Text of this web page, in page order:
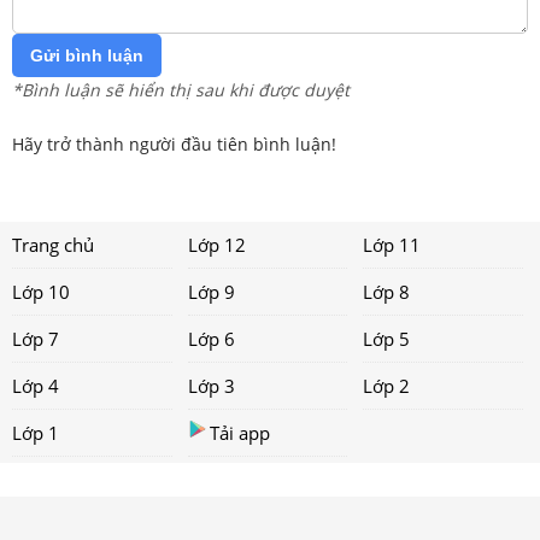
Gửi bình luận
*Bình luận sẽ hiển thị sau khi được duyệt
Hãy trở thành người đầu tiên bình luận!
Trang chủ Lớp 12
Lớp 11
Lớp 10
Lớp 9
Lớp 8
Lớp 7
Lớp 6
Lớp 5
Lớp 4
Lớp 3
Lớp 2
Lớp 1
Tải app